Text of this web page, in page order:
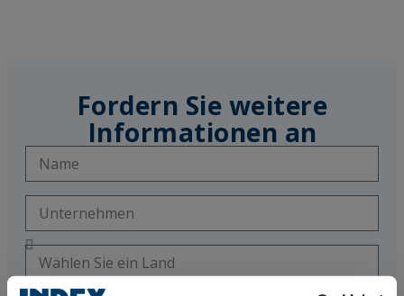
Fordern Sie weitere
Informationen an